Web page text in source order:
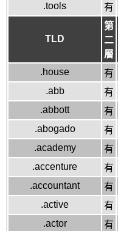
.tools
有
TLD
第
二
層
.house 有
.abb
有
.abbott
有
.abogado
有
.academy
有
.accenture
有
.accountant
有
.active
有
.actor
有